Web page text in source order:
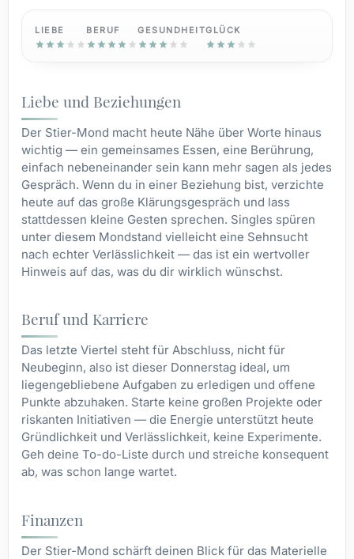
LIEBE BERUF GESUNDHEITGLÜCK
Liebe und Beziehungen
Der Stier-Mond macht heute Nähe über Worte hinaus
wichtig — ein gemeinsames Essen, eine Berührung,
einfach nebeneinander sein kann mehr sagen als jedes
Gespräch. Wenn du in einer Beziehung bist, verzichte
heute auf das große Klärungsgespräch und lass
stattdessen kleine Gesten sprechen. Singles spüren
unter diesem Mondstand vielleicht eine Sehnsucht
nach echter Verlässlichkeit — das ist ein wertvoller
Hinweis auf das, was du dir wirklich wünschst.
Beruf und Karriere
Das letzte Viertel steht für Abschluss, nicht für
Neubeginn, also ist dieser Donnerstag ideal, um
liegengebliebene Aufgaben zu erledigen und offene
Punkte abzuhaken. Starte keine großen Projekte oder
riskanten Initiativen — die Energie unterstützt heute
Gründlichkeit und Verlässlichkeit, keine Experimente.
Geh deine To-do-Liste durch und streiche konsequent
ab, was schon lange wartet.
Finanzen
Der Stier-Mond schärft deinen Blick für das Materielle